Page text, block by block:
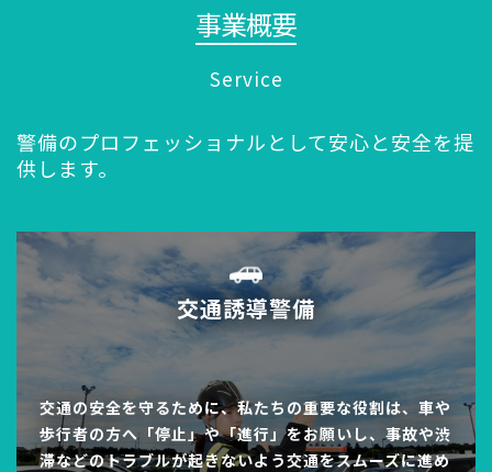
事業概要
Service
警備のプロフェッショナルとして安心と安全を提
供します。
交通誘導警備
交通の安全を守るために、私たちの重要な役割は、車や
歩行者の方へ「停止」や「進行」をお願いし、事故や渋
滞などのトラブルが起きないよう交通をスムーズに進め